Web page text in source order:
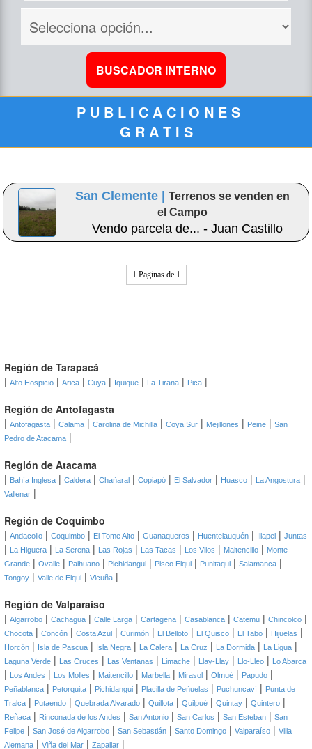
P U B L I C A C I O N E S
G R A T I S
San Clemente |
Terrenos se venden en
el Campo
Vendo parcela de... - Juan Castillo
1 Paginas de 1
Región de Tarapacá
| Alto Hospicio | Arica | Cuya | Iquique | La Tirana | Pica |
Región de Antofagasta
| Antofagasta | Calama | Carolina de Michilla | Coya Sur | Mejillones | Peine | San
Pedro de Atacama |
Región de Atacama
| Bahía Inglesa | Caldera | Chañaral | Copiapó | El Salvador | Huasco | La Angostura |
Vallenar |
Región de Coquimbo
| Andacollo | Coquimbo | El Tome Alto | Guanaqueros | Huentelauquén | Illapel | Juntas
| La Higuera | La Serena | Las Rojas | Las Tacas | Los Vilos | Maitencillo | Monte
Grande | Ovalle | Paihuano | Pichidangui | Pisco Elqui | Punitaqui | Salamanca |
Tongoy | Valle de Elqui | Vicuña |
Región de Valparaíso
| Algarrobo | Cachagua | Calle Larga | Cartagena | Casablanca | Catemu | Chincolco |
Chocota | Concón | Costa Azul | Curimón | El Belloto | El Quisco | El Tabo | Hijuelas |
Horcón | Isla de Pascua | Isla Negra | La Calera | La Cruz | La Dormida | La Ligua |
Laguna Verde | Las Cruces | Las Ventanas | Limache | Llay-Llay | Llo-Lleo | Lo Abarca
| Los Andes | Los Molles | Maitencillo | Marbella | Mirasol | Olmué | Papudo |
Peñablanca | Petorquita | Pichidangui | Placilla de Peñuelas | Puchuncaví | Punta de
Tralca | Putaendo | Quebrada Alvarado | Quillota | Quilpué | Quintay | Quintero |
Reñaca | Rinconada de los Andes | San Antonio | San Carlos | San Esteban | San
Felipe | San José de Algarrobo | San Sebastián | Santo Domingo | Valparaíso | Villa
Alemana | Viña del Mar | Zapallar |